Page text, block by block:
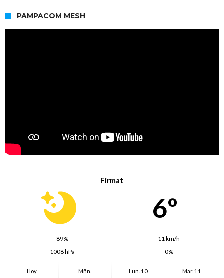
PAMPACOM MESH
Firmat
6º
89%
11 km/h
1008 hPa
0%
Hoy
Mñn.
Lun. 10
Mar. 11